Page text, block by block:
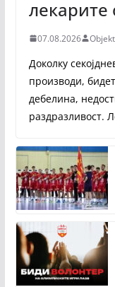
лекарите
07.08.2026
Доколку
производи,
дебелина,
раздразливост.